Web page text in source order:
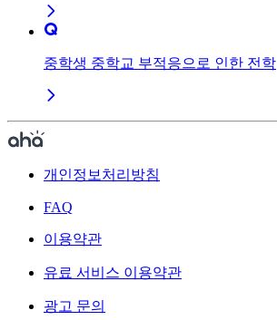
중학생 중학교 부적응으로 인한 전학
개인정보처리방침
FAQ
이용약관
유료 서비스 이용약관
광고 문의